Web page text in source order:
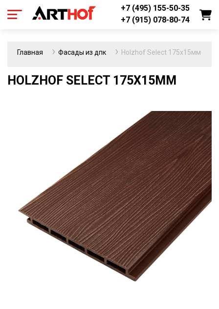
+7 (495) 155-50-35
+7 (915) 078-80-74
Главная Фасады из дпк Holzhof Select 175х15мм
HOLZHOF SELECT 175Х15ММ